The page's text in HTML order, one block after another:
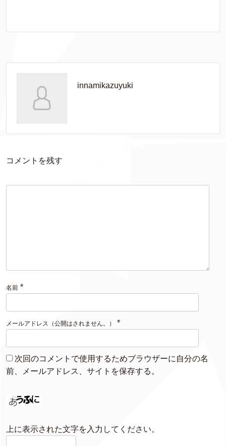
innamikazuyuki
コメントを残す
名前 *
メールアドレス（公開はされません。） *
次回のコメントで使用するためブラウザーに自分の名
前、メールアドレス、サイトを保存する。
上に表示された文字を入力してください。